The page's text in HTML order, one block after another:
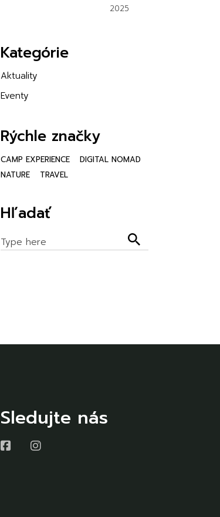
2025
Kategórie
Aktuality
Eventy
Rýchle značky
CAMP EXPERIENCE
DIGITAL NOMAD
NATURE
TRAVEL
Hľadať
Sledujte nás